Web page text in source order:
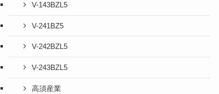
V-143BZL5
V-241BZ5
V-242BZL5
V-243BZL5
高須産業